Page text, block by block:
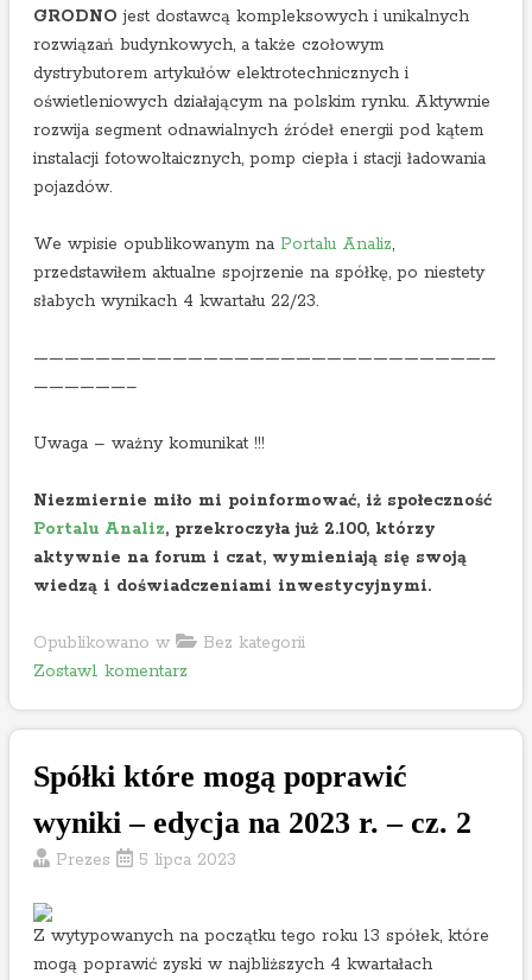
k
o
w
e
j
p
k
w
a
e
0
2
3
r
k
u
w
y
n
i
k
a
2
k
w
r
ł
2
0
2
3
.
GRODNO jest dostawcą kompleksowych i unikalnych
rozwiązań budynkowych, a także czołowym
dystrybutorem artykułów elektrotechnicznych i
oświetleniowych działającym na polskim rynku. Aktywnie
rozwija segment odnawialnych źródeł energii pod kątem
instalacji fotowoltaicznych, pomp ciepła i stacji ładowania
pojazdów.
We wpisie opublikowanym na Portalu Analiz,
przedstawiłem aktualne spojrzenie na spółkę, po niestety
słabych wynikach 4 kwartału 22/23.
——————————————————————————————
——————–
Uwaga – ważny komunikat !!!
Niezmiernie miło mi poinformować, iż społeczność
Portalu Analiz, przekroczyła już 2.100, którzy
aktywnie na forum i czat, wymieniają się swoją
wiedzą i doświadczeniami inwestycyjnymi.
Opublikowano w
Bez kategorii
Zostaw1 komentarzo
G
o
n
o
w
Spółki które mogą poprawić
wyniki – edycja na 2023 r. – cz. 2
Prezes 5 lipca 2023
Z wytypowanych na początku tego roku 13 spółek, które
mogą poprawić zyski w najbliższych 4 kwartałach